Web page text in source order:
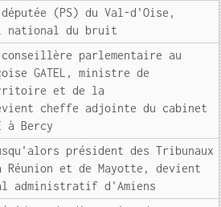
députée (PS) du Val-d'Oise,
national du bruit
conseillère parlementaire au
GATEL, ministre de
et de la
cheffe adjointe du cabinet
à Bercy
président des Tribunaux
et de Mayotte, devient
administratif d'Amiens